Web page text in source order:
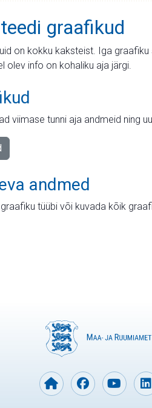
graafikud
on kokku kaksteist. Iga
olev info on kohaliku aja järgi.
viimase tunni aja andmeid ning
andmed
tüübi või kuvada kõik